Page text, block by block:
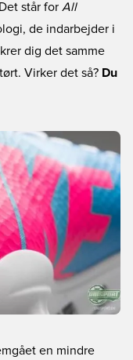
står for All
de indarbejder i
dig det samme
Virker det så? Du
en mindre